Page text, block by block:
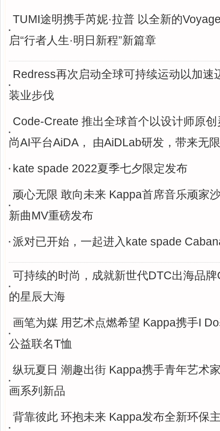
TUMI途明携手芮妮·拉普 以全新的
启“行者人生·明日新程”新篇章
Redress再次启动全球可持续运动以加速
装业步伐
Code-Create 推出全球首个以设计师原
尚AI平台AiDA， 由AiDLab研发，带来无
kate spade 2022夏季七夕限定发布
顽心无限 敢向未来 Kappa首席音乐顽家
新曲MV重磅发布
派对已开始，一起进入kate spade
可持续的时尚，成就新世代DTC出海品
的星辰大海
画笔为媒 用艺术点燃希望 Kappa携手I
公益联名T恤
纵玩夏日 潮趣出街 Kappa携手青年艺术
画系列新品
背靠彼此 环抱未来 Kappa发布全新环保